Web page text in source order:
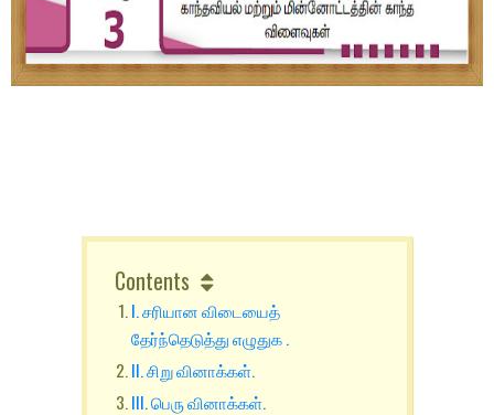
Contents
I. சரியான விடையைத்
தேர்ந்தெடுத்து எழுதுக .
II. சிறு வினாக்கள்.
III. பெரு வினாக்கள்.